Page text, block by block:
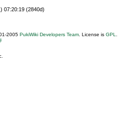
07:20:19 (2840d)
2005 PukiWiki Developers Team. License is GPL